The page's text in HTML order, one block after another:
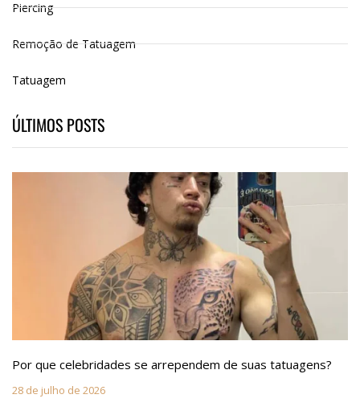
Piercing
Remoção de Tatuagem
Tatuagem
ÚLTIMOS POSTS
Por que celebridades se arrependem de suas tatuagens?
28 de julho de 2026